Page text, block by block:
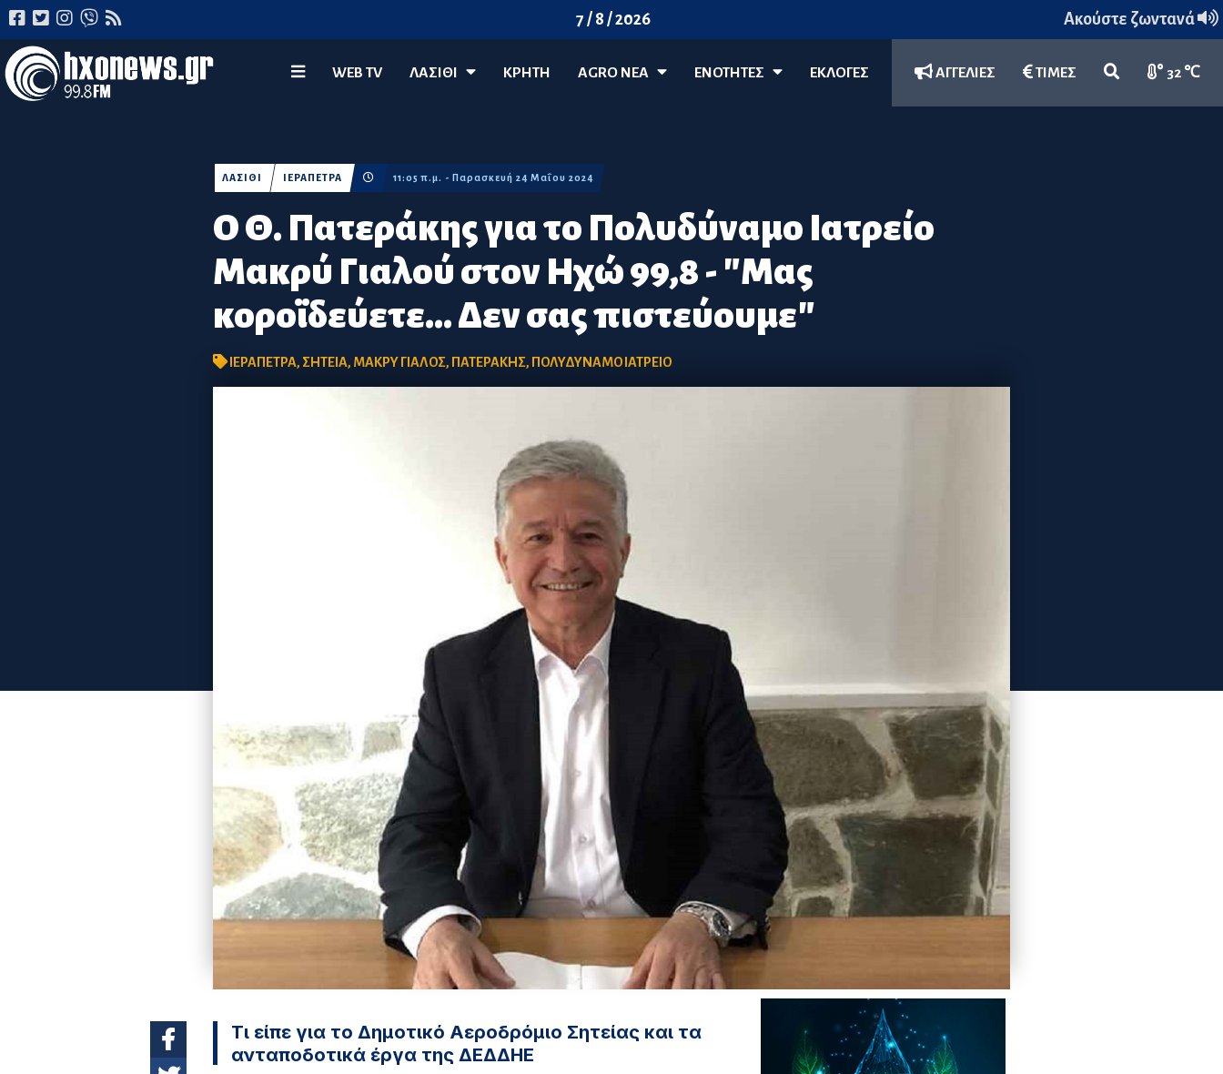
7 / 8 / 2026 Ακούστε ζωντανά
WEB TV ΛΑΣΊΘΙ ΚΡΗΤΗ AGRO ΝΈΑ ΕΝΟΤΗΤΕΣ ΕΚΛΟΓΕΣ ΑΓΓΕΛΙΕΣ ΤΙΜΕΣ 32 ℃
Ο Θ. Πατεράκης για το Πολυδύναμο Ιατρείο
Μακρύ Γιαλού στον Ηχώ 99,8 - "Μας
κοροϊδεύετε... Δεν σας πιστεύουμε"
ΛΑΣΙΘΙ ΙΕΡΑΠΕΤΡΑ 11:05 π.μ. - Παρασκευή 24 Μαΐου 2024
ΙΕΡΑΠΕΤΡΑ, ΣΗΤΕΙΑ, ΜΑΚΡΥ ΓΙΑΛΟΣ, ΠΑΤΕΡΑΚΗΣ, ΠΟΛΥΔΥΝΑΜΟ ΙΑΤΡΕΙΟ
Τι είπε για το Δημοτικό Αεροδρόμιο Σητείας και τα
ανταποδοτικά έργα της ΔΕΔΔΗΕ